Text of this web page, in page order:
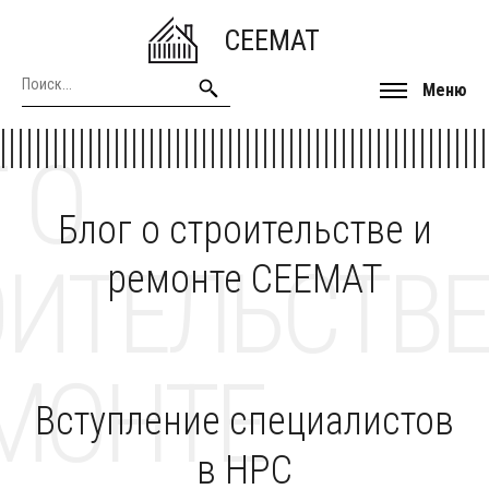
CEEMAT
Меню
Блог о строительстве и
ремонте CEEMAT
О
Вступление специалистов
в НРС